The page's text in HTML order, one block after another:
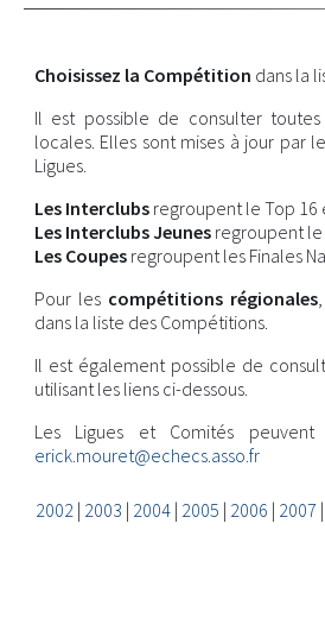
Choisissez la Compétition dans la
Il est possible de consulter
locales. Elles sont mises à jour par
Ligues.
Les Interclubs regroupent le Top 16
Les Interclubs Jeunes regroupent le
Les Coupes regroupent les Finales
Pour les compétitions régionales
dans la liste des Compétitions.
Il est également possible de
utilisant les liens ci-dessous.
Les Ligues et Comités
erick.mouret@echecs.asso.fr
2002| 2003 | 2004| 2005 | 2006 | 2007 |